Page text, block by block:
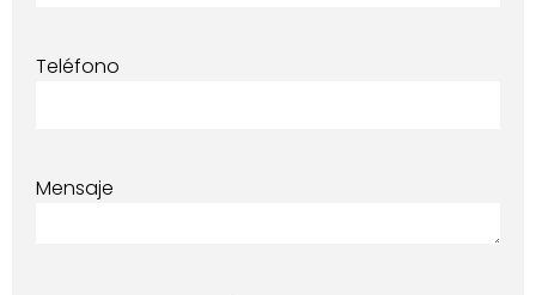
Teléfono
Mensaje